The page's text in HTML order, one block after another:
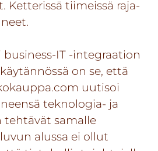
Ketterissä tiimeissä raja-
IT -integraation
on se, että
uutisoi
teknologia- ja
samalle
alussa ei ollut